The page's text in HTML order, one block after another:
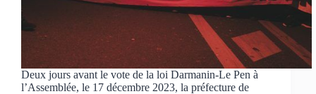
Deux jours avant le vote de la loi Darmanin-Le Pen à
l’Assemblée, le 17 décembre 2023, la préfecture de